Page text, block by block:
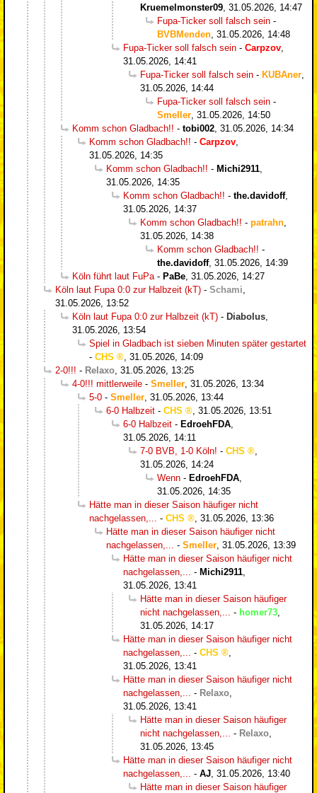
Kruemelmonster09 31.05.2026, 14:47
Fupa-Ticker soll falsch sein -
BVBMenden 31.05.2026, 14:48
Fupa-Ticker soll falsch sein - Carpzov
31.05.2026, 14:41
Fupa-Ticker soll falsch sein - KUBAner
31.05.2026, 14:44
Fupa-Ticker soll falsch sein -
Smeller 31.05.2026, 14:50
Komm schon Gladbach!! - tobi002 31.05.2026, 14:34
Komm schon Gladbach!! - Carpzov
31.05.2026, 14:35
Komm schon Gladbach!! - Michi2911
31.05.2026, 14:35
Komm schon Gladbach!! - the.davidoff,
31.05.2026, 14:37
Komm schon Gladbach!! - patrahn
31.05.2026, 14:38
Komm schon Gladbach!! -
the.davidoff, 31.05.2026, 14:39
Köln führt laut FuPa - PaBe 31.05.2026, 14:27
Köln laut Fupa 0:0 zur Halbzeit (kT) - Schami
31.05.2026, 13:52
Köln laut Fupa 0:0 zur Halbzeit (kT) - Diabolus
31.05.2026, 13:54
Spiel in Gladbach ist sieben Minuten später gestartet
- CHS
31.05.2026, 14:09
2-0!!! - Relaxo 31.05.2026, 13:25
4-0!!! mittlerweile - Smeller 31.05.2026, 13:34
5-0 - Smeller 31.05.2026, 13:44
6-0 Halbzeit - CHS
31.05.2026, 13:51
6-0 Halbzeit - EdroehFDA
31.05.2026, 14:11
7-0 BVB, 1-0 Köln! - CHS
31.05.2026, 14:24
Wenn - EdroehFDA
31.05.2026, 14:35
Hätte man in dieser Saison häufiger nicht
nachgelassen,...
- CHS
31.05.2026, 13:36
Hätte man in dieser Saison häufiger nicht
nachgelassen,...
- Smeller 31.05.2026, 13:39
Hätte man in dieser Saison häufiger nicht
nachgelassen,...
- Michi2911
31.05.2026, 13:41
Hätte man in dieser Saison häufiger
nicht nachgelassen,...
- homer73
31.05.2026, 14:17
Hätte man in dieser Saison häufiger nicht
nachgelassen,...
- CHS
31.05.2026, 13:41
Hätte man in dieser Saison häufiger nicht
nachgelassen,...
- Relaxo
31.05.2026, 13:41
Hätte man in dieser Saison häufiger
nicht nachgelassen,...
- Relaxo
31.05.2026, 13:45
Hätte man in dieser Saison häufiger nicht
nachgelassen,...
- AJ 31.05.2026, 13:40
Hätte man in dieser Saison häufiger